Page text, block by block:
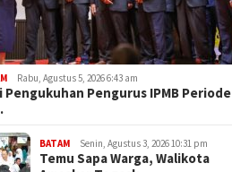
Rabu, Agustus 5, 2026 6:43 am
Pengukuhan Pengurus IPMB Periode
BATAM Senin, Agustus 3, 2026 10:31 pm
Temu Sapa Warga, Walikota